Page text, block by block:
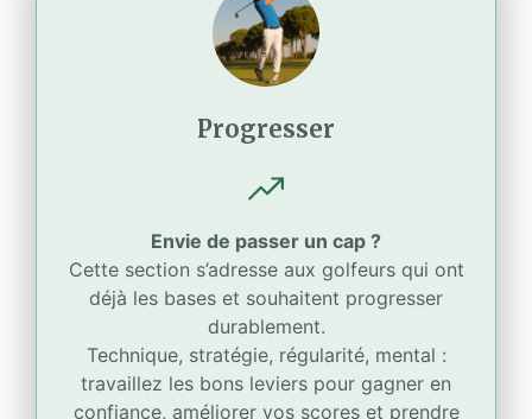
Progresser
Envie de passer un cap ?
Cette section s’adresse aux golfeurs qui ont
déjà les bases et souhaitent progresser
durablement.
Technique, stratégie, régularité, mental :
travaillez les bons leviers pour gagner en
confiance, améliorer vos scores et prendre